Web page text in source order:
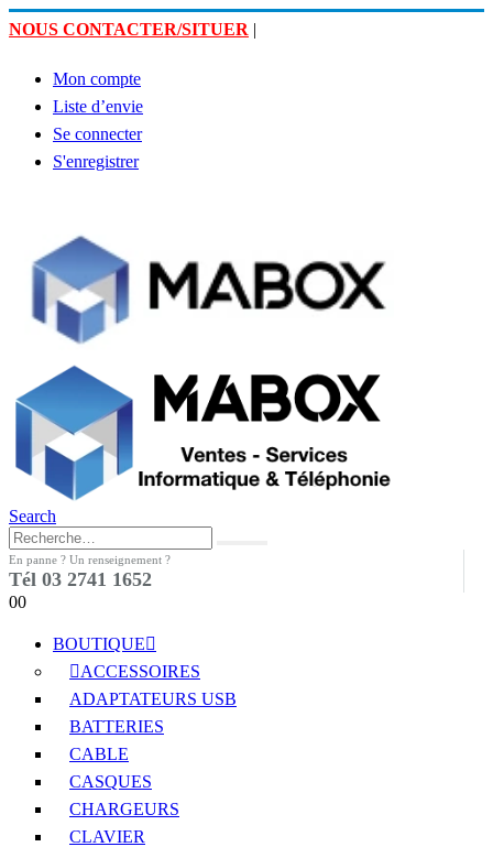
NOUS CONTACTER/SITUER |
Mon compte
Liste d’envie
Se connecter
S'enregistrer
Search
En panne ? Un renseignement ?
Tél 03 2741 1652
00
BOUTIQUE
ACCESSOIRES
ADAPTATEURS USB
BATTERIES
CABLE
CASQUES
CHARGEURS
CLAVIER